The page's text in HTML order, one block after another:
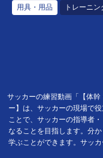
用具・用品 トレーニ
サッカーの練習動画「【体
ー】は、サッカーの現場で
ことで、サッカーの指導者
なることを目指します。分
学ぶことができます。サッ